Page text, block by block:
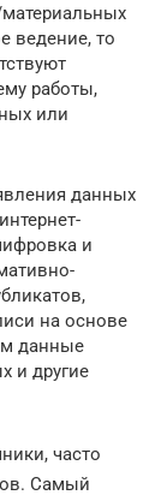
ведение, то
работы,
или
данных
и
на основе
данные
и другие
часто
Самый